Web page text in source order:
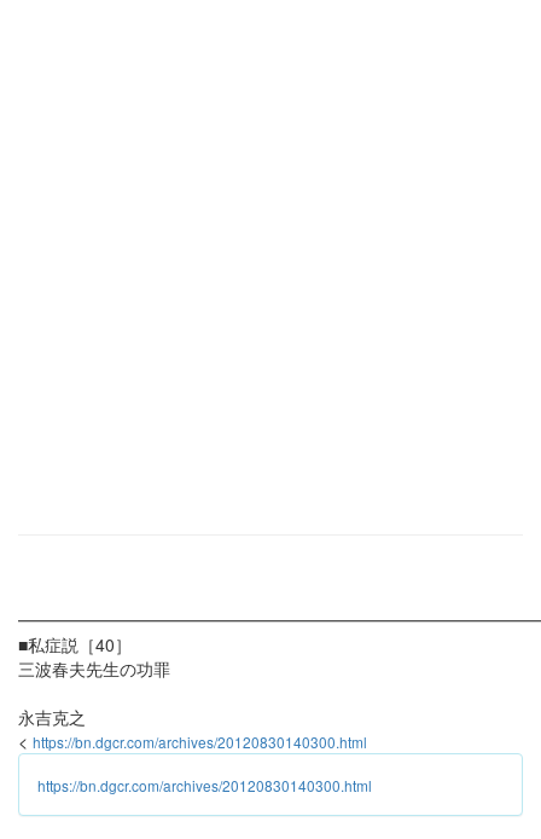
■私症説［40］
三波春夫先生の功罪
永吉克之
< https://bn.dgcr.com/archives/20120830140300.html
https://bn.dgcr.com/archives/20120830140300.html